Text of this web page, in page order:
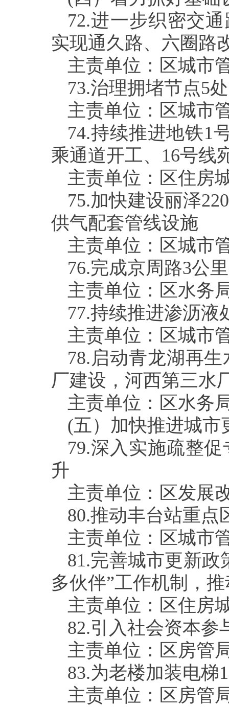
72.进一步织密交
实现通久路、六圈路
主责单位：区城市
73.治理拥堵节点5处
主责单位：区城市
74.持续推进地铁1
乘通道开工、 16号线
主责单位：区住房
75.加快建设丽泽220
供气配套管线设施
主责单位：区城市
76.完成京周路3公
主责单位：区水务
77.持续推进渗沥液
主责单位：区城市
78. 启动青龙湖再
厂建设，河西第三水
主责单位：区水务
(五）加快推进城市
79.深入实施疏整
升
主责单位：区发展
80.推动丰台站重点
主责单位：区城市
81.完善城市更新政
多伙伴”工作机制，
主责单位：区住房
82.引入社会资本参
主责单位：区房管
83.为老楼加装电梯
主责单位：区房管